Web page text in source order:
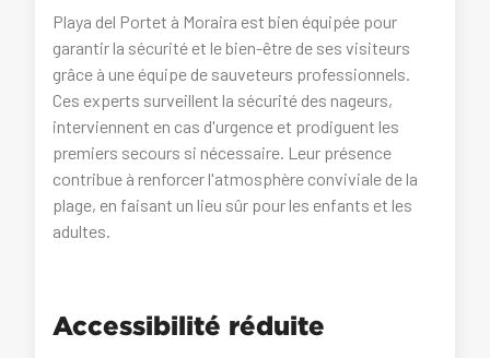
Playa del Portet à Moraira est bien équipée pour
garantir la sécurité et le bien-être de ses visiteurs
grâce à une équipe de sauveteurs professionnels.
Ces experts surveillent la sécurité des nageurs,
interviennent en cas d'urgence et prodiguent les
premiers secours si nécessaire. Leur présence
contribue à renforcer l'atmosphère conviviale de la
plage, en faisant un lieu sûr pour les enfants et les
adultes.
Accessibilité réduite